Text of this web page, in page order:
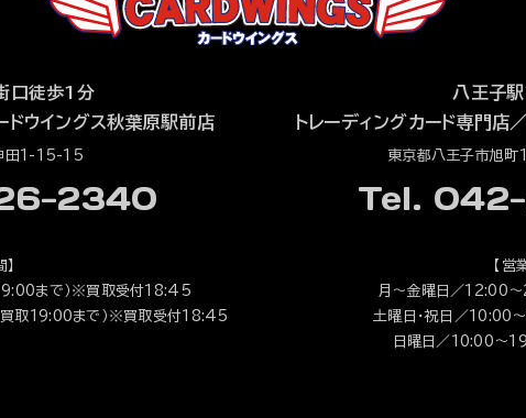
口徒歩1分
ドウイングス秋葉原駅前店
田1-15-15
2340
まで）※買取受付18:45
買取19:00まで）※買取受付18:45
八王子
トレーディングカード専門店／
東京都八王子市旭
Tel.
【営
月～金曜日／12:00～
土曜日・祝日／10:00
日曜日／10:00～